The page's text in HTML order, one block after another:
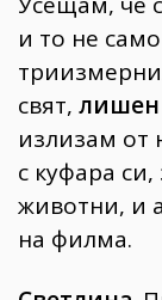
и то не
свят, лишен
излизам от
с куфара
животни, и
на филма.